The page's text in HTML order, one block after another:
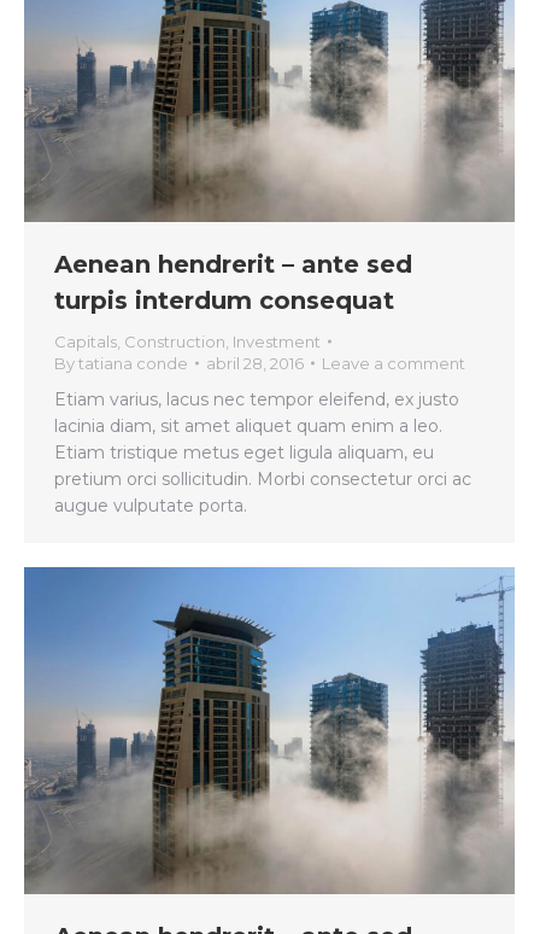
Aenean hendrerit – ante sed
turpis interdum consequat
Capitals Construction Investment
Bytatiana conde abril 28, 2016 Leave a comment
Etiam varius, lacus nec tempor eleifend, ex justo
lacinia diam, sit amet aliquet quam enim a leo.
Etiam tristique metus eget ligula aliquam, eu
pretium orci sollicitudin. Morbi consectetur orci ac
augue vulputate porta.